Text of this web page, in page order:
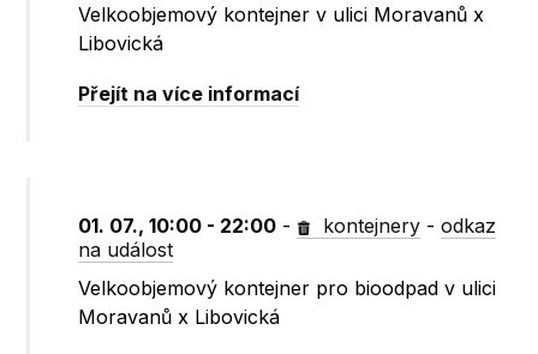
Velkoobjemový kontejner v ulici Moravanů x
Libovická
Přejít na více informací
01. 07., 10:00 - 22:00 - kontejnery -odkaz
na událost
Velkoobjemový kontejner pro bioodpad v ulici
Moravanů x Libovická